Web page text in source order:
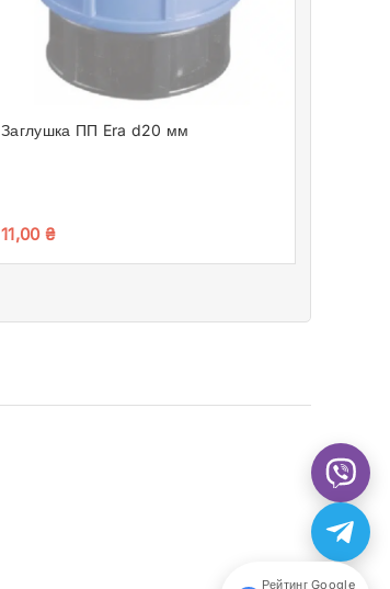
Заглушка ПП Era d20 мм
11,00 ₴
Рейтинг Google